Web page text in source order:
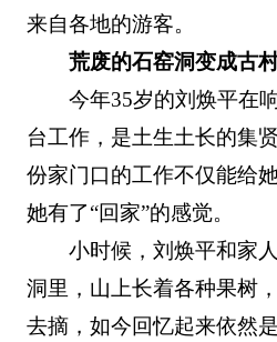
来自各地的游客。
荒废的石窑洞变成古
今年35岁的刘焕平在
台工作，是土生土长的集
份家门口的工作不仅能给
她有了“回家”的感觉。
小时候，刘焕平和家
洞里，山上长着各种果树
去摘，如今回忆起来依然